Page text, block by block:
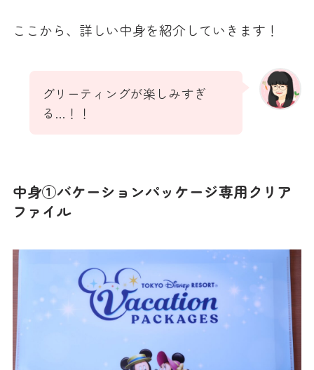
ここから、詳しい中身を紹介していきます！
グリーティングが楽しみすぎ
る…！！
中身①バケーションパッケージ専用クリア
ファイル